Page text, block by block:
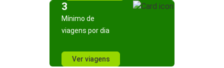
3
Mínimo de
viagens por dia
Ver viagens